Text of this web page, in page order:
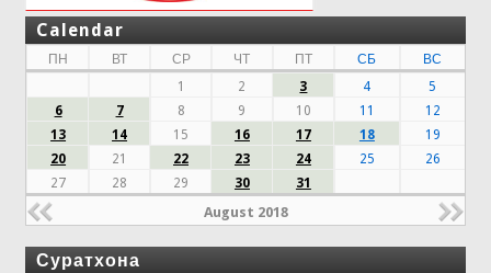
Calendar
ПН ВТ СР ЧТ ПТ СБ
ВС
1
2 3 4
5
6
7 8 9 10 11
12
13
14 15 16 17 18
19
20
21 22 23 24 25
26
27
28 29 30 31
August 2018
Суратхона